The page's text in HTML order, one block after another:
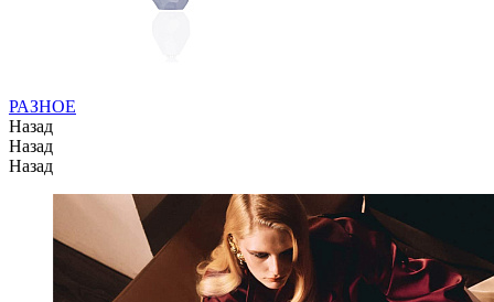
РАЗНОЕ
Назад
Назад
Назад